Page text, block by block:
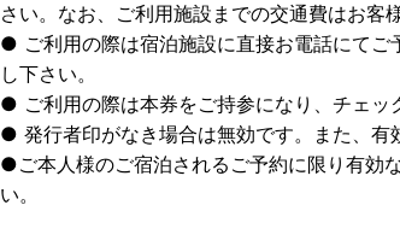
さい。なお、ご利用施設までの交通費はお客
● ご利用の際は宿泊施設に直接お電話にてご
し下さい。
● ご利用の際は本券をご持参になり、チェッ
● 発行者印がなき場合は無効です。また、有
●ご本人様のご宿泊されるご予約に限り有効
い。